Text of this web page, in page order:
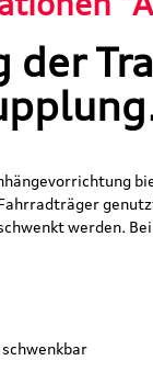
der
werden.